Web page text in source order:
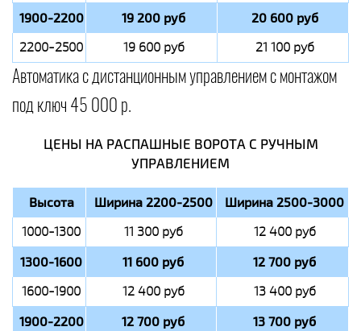
1900-2200 19 200 руб 20 600 руб
2200-2500 19 600 руб 21 100 руб
Автоматика с дистанционным управлением с монтажом
под ключ 45 000 р.
ЦЕНЫ НА РАСПАШНЫЕ ВОРОТА С РУЧНЫМ
УПРАВЛЕНИЕМ
Высота Ширина 2200-2500 Ширина 2500-3000
1000-1300 11 300 руб 12 400 руб
1300-1600 11 600 руб 12 700 руб
1600-1900 12 400 руб 13 400 руб
1900-2200 12 700 руб 13 700 руб